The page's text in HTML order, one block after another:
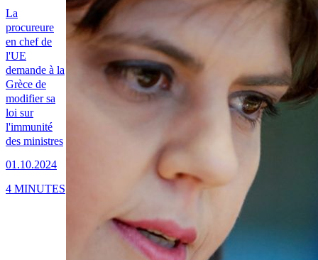
La
procureure
en chef de
l'UE
demande à la
Grèce de
modifier sa
loi sur
l'immunité
des ministres
01.10.2024
4 MINUTES